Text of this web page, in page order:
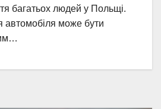
багатьох людей у ​​Польщі.
автомобіля може бути